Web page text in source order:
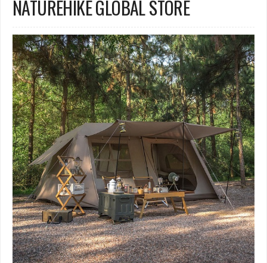
NATUREHIKE GLOBAL STORE